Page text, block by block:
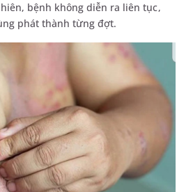
bệnh không diễn ra liên tục,
phát thành từng đợt.